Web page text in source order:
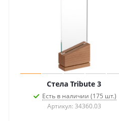
Стела Tribute 3
Есть в наличии (175 шт.)
Артикул: 34360.03